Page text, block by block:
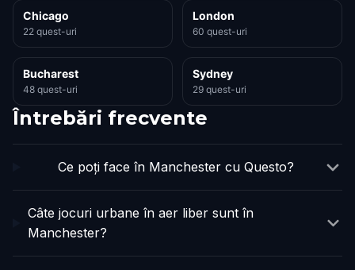
Chicago
22 quest-uri
London
60 quest-uri
Bucharest
48 quest-uri
Sydney
29 quest-uri
Întrebări frecvente
Ce poți face în Manchester cu Questo?
Câte jocuri urbane în aer liber sunt în
Manchester?